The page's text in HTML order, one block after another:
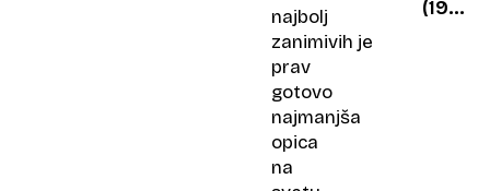
najbolj
zanimivih je
prav
gotovo
najmanjša
opica
na
(1993–